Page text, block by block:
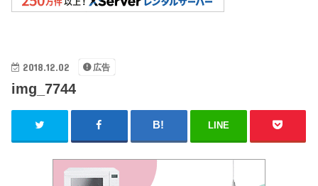
2018.12.02 広告
img_7744
LINE